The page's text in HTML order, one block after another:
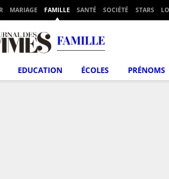
MARIAGE FAMILLE SANTÉ SOCIÉTÉ STARS
FAMILLE
EDUCATION ÉCOLES PRÉNOMS